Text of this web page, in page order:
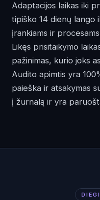
Adaptacijos laikas iki
tipiško 14 dienų lango
įrankiams ir
Likęs prisitaikymo
pažinimas, kurio joks
Audito apimtis yra
paieška ir atsakymas
į žurnalą ir yra